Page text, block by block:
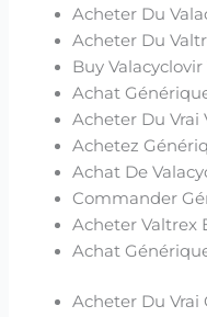
Acheter Du
Acheter Du
Buy Valacyclovir
Achat
Acheter Du Vrai
Achetez
Achat De
Commander
Acheter Valtrex
Achat
Acheter Du Vrai